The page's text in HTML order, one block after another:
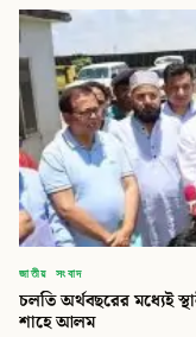
জাতীয় সংবাদ
চলতি অর্থবছরের মধ্যেই
শাহে আলম